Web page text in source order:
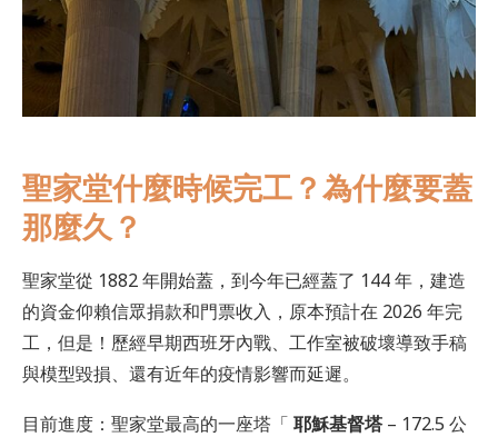
聖家堂什麼時候完工？為什麼要蓋
那麼久？
聖家堂從 1882 年開始蓋，到今年已經蓋了 144 年，建造
的資金仰賴信眾捐款和門票收入，原本預計在 2026 年完
工，但是！歷經早期西班牙內戰、工作室被破壞導致手稿
與模型毀損、還有近年的疫情影響而延遲。
目前進度：聖家堂最高的一座塔「 耶穌基督塔– 172.5 公